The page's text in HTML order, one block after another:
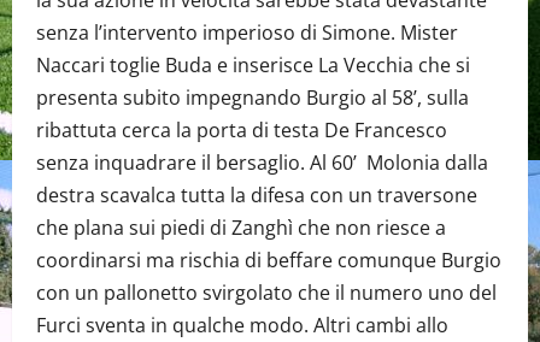
senza l’intervento imperioso di Simone. Mister
Naccari toglie Buda e inserisce La Vecchia che si
presenta subito impegnando Burgio al 58’, sulla
ribattuta cerca la porta di testa De Francesco
senza inquadrare il bersaglio. Al 60’ Molonia dalla
destra scavalca tutta la difesa con un traversone
che plana sui piedi di Zanghì che non riesce a
coordinarsi ma rischia di beffare comunque Burgio
con un pallonetto svirgolato che il numero uno del
Furci sventa in qualche modo. Altri cambi allo